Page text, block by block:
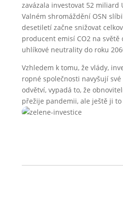
zavázala investovat 52 miliard
Valném shromáždění OSN
desetiletí začne snižovat
producent emisí CO2 na světě
uhlíkové neutrality do roku
Vzhledem k tomu, že vlády,
ropné společnosti navyšují
odvětví, vypadá to, že
přežije pandemii, ale ještě ji